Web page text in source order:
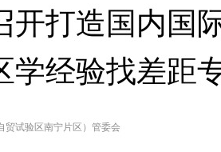
开打造国内国
学经验找差距
贸试验区南宁片区）管委会